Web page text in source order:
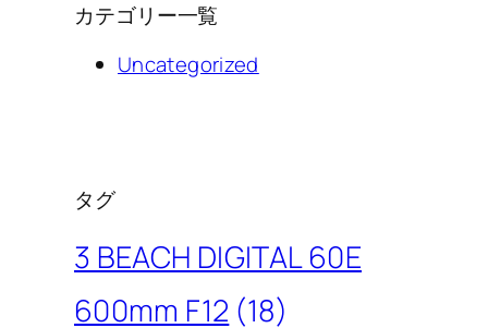
カテゴリー一覧
Uncategorized
タグ
3 BEACH DIGITAL 60E
600mm F12 (18)